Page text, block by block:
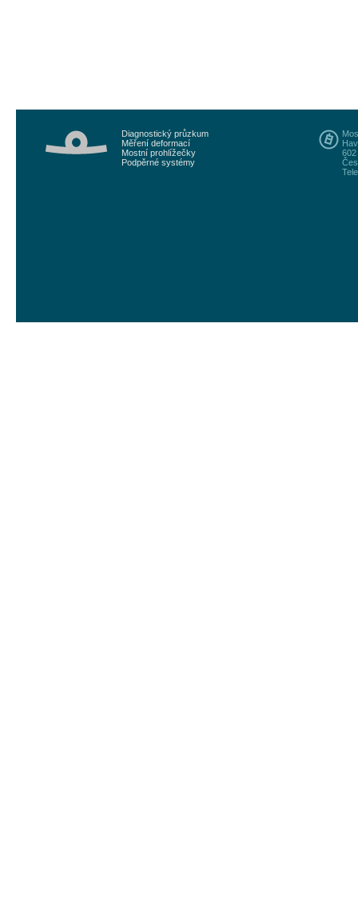
Diagnostický průzkum
Měření deformací
Mostní prohlížečky
Podpěrné systémy